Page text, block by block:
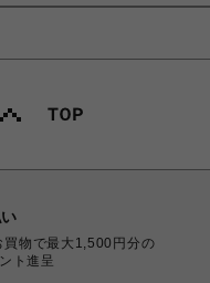
買物で最大1,500円分の
ト進呈